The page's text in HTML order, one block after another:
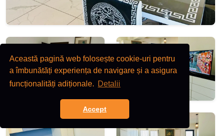
Această pagină web folosește cookie-uri pentru
a îmbunătăți experiența de navigare și a asigura
funcționalități adiționale. Detalii
Accept